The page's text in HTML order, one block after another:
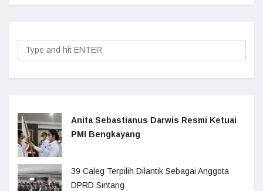
Anita Sebastianus Darwis Resmi Ketuai
PMI Bengkayang
39 Caleg Terpilih Dilantik Sebagai Anggota
DPRD Sintang